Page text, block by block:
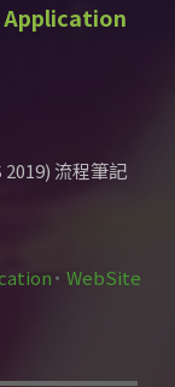
Application
流程筆記
WebSite